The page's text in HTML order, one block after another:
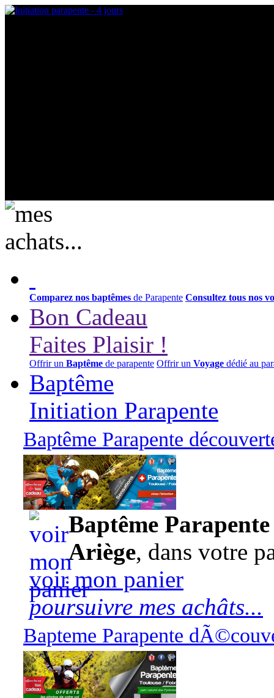
Comparez nos baptêmes de Parapente Consultez tous nos
Bon Cadeau
Faites Plaisir !
Offrir un Baptême de parapente Offrir un Voyage dédié au
Baptême
Initiation Parapente
Baptême Parapente
95,00 euros
Baptême
Ariège, dans votre
voir mon panier
poursuivre mes achâts...
Bapteme Parapente